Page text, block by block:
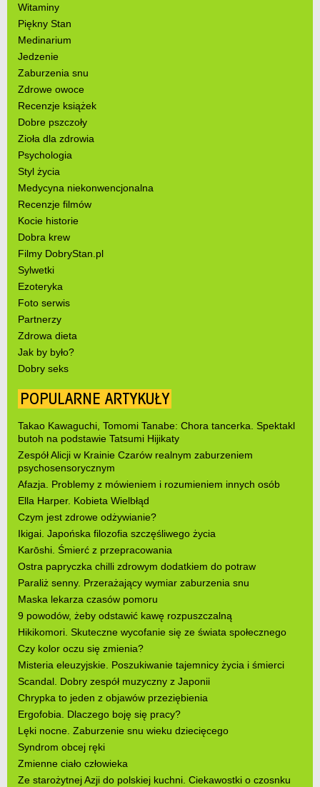
Witaminy
Piękny Stan
Medinarium
Jedzenie
Zaburzenia snu
Zdrowe owoce
Recenzje książek
Dobre pszczoły
Zioła dla zdrowia
Psychologia
Styl życia
Medycyna niekonwencjonalna
Recenzje filmów
Kocie historie
Dobra krew
Filmy DobryStan.pl
Sylwetki
Ezoteryka
Foto serwis
Partnerzy
Zdrowa dieta
Jak by było?
Dobry seks
POPULARNE ARTYKUŁY
Takao Kawaguchi, Tomomi Tanabe: Chora tancerka. Spektakl
butoh na podstawie Tatsumi Hijikaty
Zespół Alicji w Krainie Czarów realnym zaburzeniem
psychosensorycznym
Afazja. Problemy z mówieniem i rozumieniem innych osób
Ella Harper. Kobieta Wielbłąd
Czym jest zdrowe odżywianie?
Ikigai. Japońska filozofia szczęśliwego życia
Karōshi. Śmierć z przepracowania
Ostra papryczka chilli zdrowym dodatkiem do potraw
Paraliż senny. Przerażający wymiar zaburzenia snu
Maska lekarza czasów pomoru
9 powodów, żeby odstawić kawę rozpuszczalną
Hikikomori. Skuteczne wycofanie się ze świata społecznego
Czy kolor oczu się zmienia?
Misteria eleuzyjskie. Poszukiwanie tajemnicy życia i śmierci
Scandal. Dobry zespół muzyczny z Japonii
Chrypka to jeden z objawów przeziębienia
Ergofobia. Dlaczego boję się pracy?
Lęki nocne. Zaburzenie snu wieku dziecięcego
Syndrom obcej ręki
Zmienne ciało człowieka
Ze starożytnej Azji do polskiej kuchni. Ciekawostki o czosnku